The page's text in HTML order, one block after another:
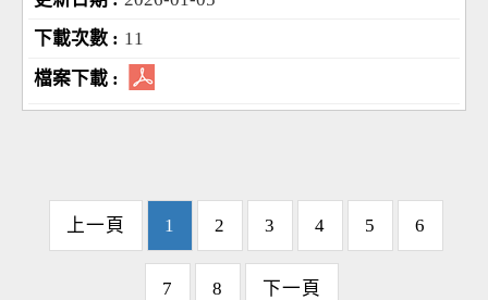
11
上一頁 1 2 3 4 5 6
7 8 下一頁